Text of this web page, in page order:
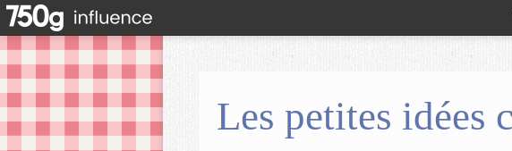
Les petites idées